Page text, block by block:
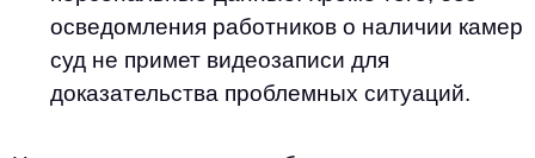
осведомления работников о наличии камер
суд не примет видеозаписи для
доказательства проблемных ситуаций.